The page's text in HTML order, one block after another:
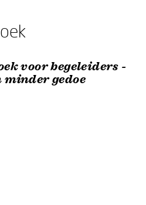
voor begeleiders -
minder gedoe